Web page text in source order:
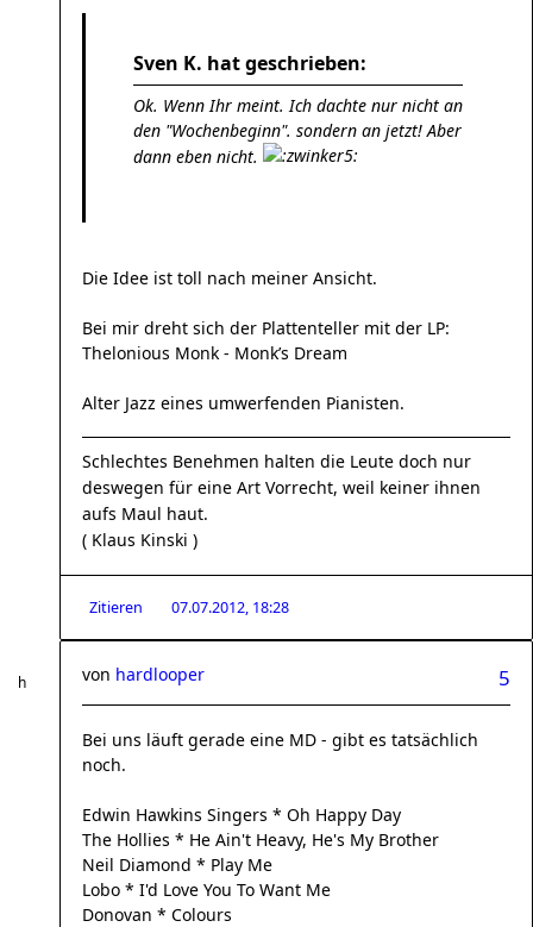
Sven K. hat geschrieben:
Ok. Wenn Ihr meint. Ich dachte nur nicht an
den "Wochenbeginn". sondern an jetzt! Aber
dann eben nicht.
Die Idee ist toll nach meiner Ansicht.
Bei mir dreht sich der Plattenteller mit der LP:
Thelonious Monk - Monk’s Dream
Alter Jazz eines umwerfenden Pianisten.
Schlechtes Benehmen halten die Leute doch nur
deswegen für eine Art Vorrecht, weil keiner ihnen
aufs Maul haut.
( Klaus Kinski )
Zitieren 07.07.2012, 18:28
5
von hardlooper
Bei uns läuft gerade eine MD - gibt es tatsächlich
noch.
Edwin Hawkins Singers * Oh Happy Day
The Hollies * He Ain't Heavy, He's My Brother
Neil Diamond * Play Me
Lobo * I'd Love You To Want Me
Donovan * Colours